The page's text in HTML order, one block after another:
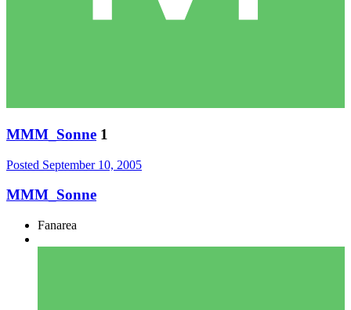
MMM_Sonne 1
Posted September 10, 2005
MMM_Sonne
Fanarea